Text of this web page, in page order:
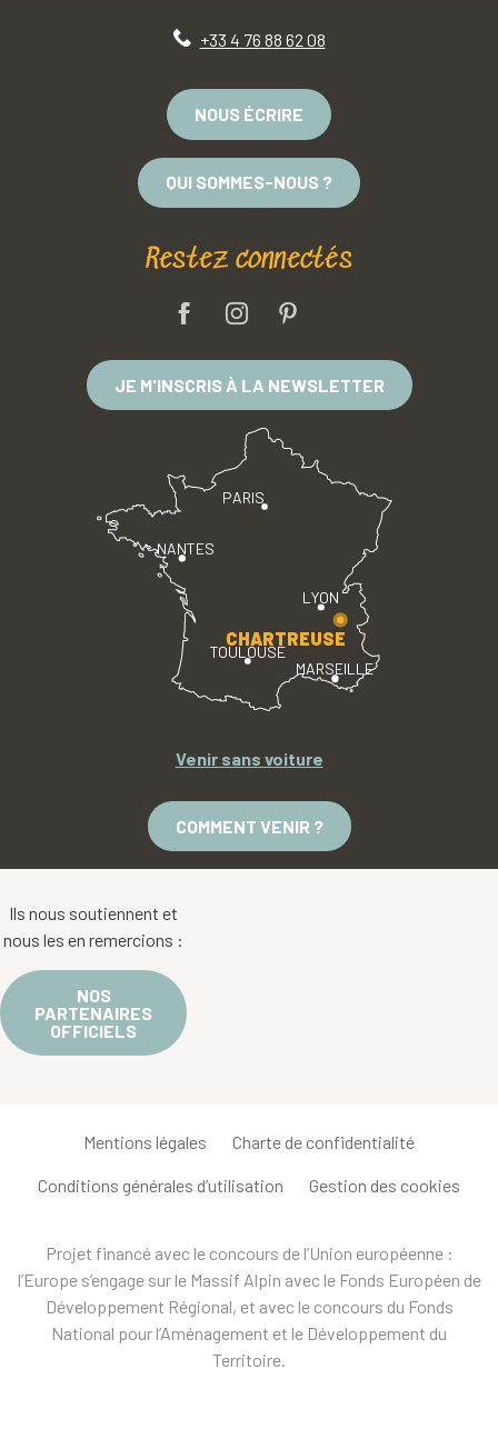
+33 4 76 88 62 08
NOUS ÉCRIRE
QUI SOMMES-NOUS ?
Restez connectés
JE M'INSCRIS À LA NEWSLETTER
PARIS
LYON
TOULOUSE
MARSEILLE
NANTES
CHARTREUSE
Venir sans voiture
COMMENT VENIR ?
Ils nous soutiennent et
nous les en remercions :
NOS
PARTENAIRES
OFFICIELS
Mentions légales Charte de confidentialité
Conditions générales d’utilisation Gestion des cookies
Projet financé avec le concours de l’Union européenne :
l’Europe s’engage sur le Massif Alpin avec le Fonds Européen de
Développement Régional, et avec le concours du Fonds
National pour l’Aménagement et le Développement du
Territoire.